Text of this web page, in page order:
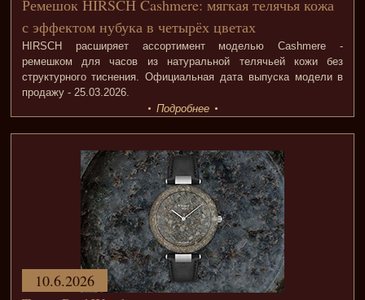
Ремешок HIRSCH Cashmere: мягкая телячья кожа
с эффектом нубука в четырёх цветах
HIRSCH расширяет ассортимент моделью Cashmere -
ремешком для часов из натуральной телячьей кожи без
структурного тиснения. Официальная дата выпуска модели в
продажу - 25.03.2026.
Подробнее
10.6.2026